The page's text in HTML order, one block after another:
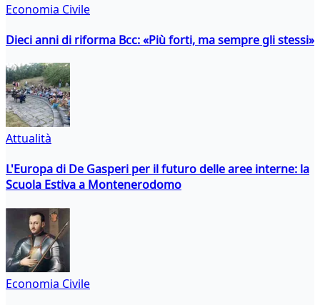
Economia Civile
Dieci anni di riforma Bcc: «Più forti, ma sempre gli stessi»
Attualità
L'Europa di De Gasperi per il futuro delle aree interne: la
Scuola Estiva a Montenerodomo
Economia Civile